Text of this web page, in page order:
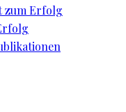
zum Erfolg